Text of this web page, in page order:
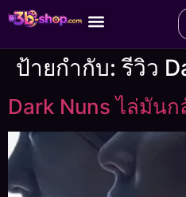
ป้ายกำกับ:รีวิว
Dark Nuns ไล่มัน